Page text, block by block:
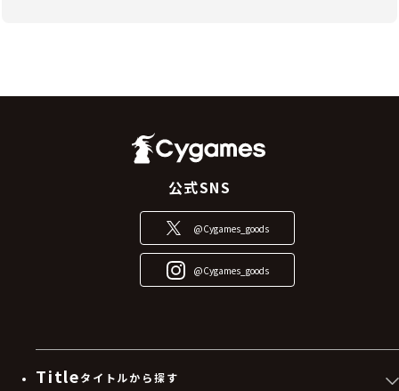
公式SNS
@Cygames_goods
@Cygames_goods
Titleタイトルから探す